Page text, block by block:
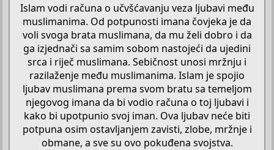
Islam vodi računa o učvšćavanju veza ljubavi među
muslimanima. Od potpunosti imana čovjeka je da
voli svoga brata muslimana, da mu želi dobro i da
ga izjednači sa samim sobom nastojeći da ujedini
srca i riječ muslimana. Sebičnost unosi mržnju i
razilaženje među muslimanima. Islam je spojio
ljubav muslimana prema svom bratu sa temeljom
njegovog imana da bi vodio računa o toj ljubavi i
kako bi upotpunio svoj iman. Ova ljubav neće biti
potpuna osim ostavljanjem zavisti, zlobe, mržnje i
obmane, a sve su ovo pokuđena svojstva.